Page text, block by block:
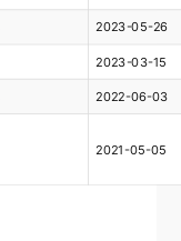
2023-05-26
2023-03-15
2022-06-03
2021-05-05